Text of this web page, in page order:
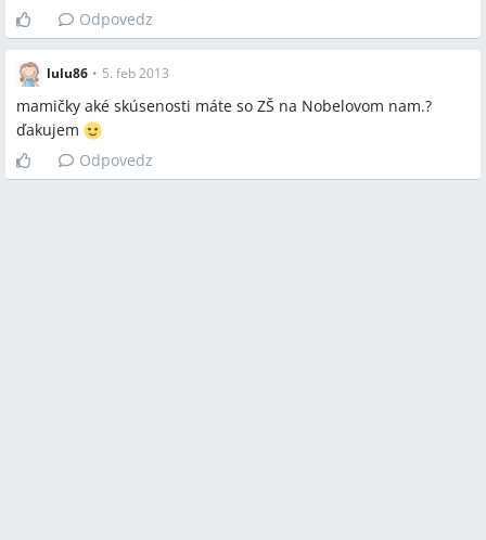
Odpovedz
lulu86 • 5. feb 2013
mamičky aké skúsenosti máte so ZŠ na Nobelovom nam.?
ďakujem
Odpovedz